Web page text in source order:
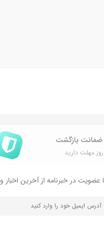
مهلت دارید
عضویت در خبرنامه از آخرین اخبار و محصولات سایت مطلع شوید...